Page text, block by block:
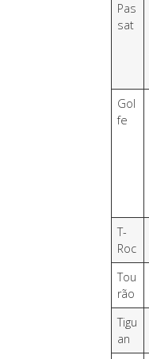
Pas
sat
Gol
fe
T-
Roc
Tou
rão
Tigu
an